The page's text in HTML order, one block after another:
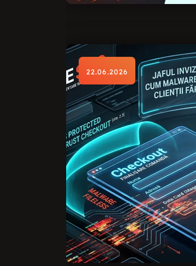
22.06.2026